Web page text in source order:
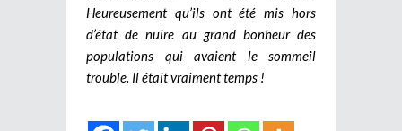
Heureusement qu’ils ont été mis hors
d’état de nuire au grand bonheur des
populations qui avaient le sommeil
trouble. Il était vraiment temps !